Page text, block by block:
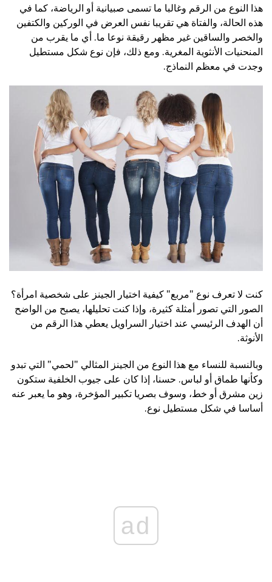
هذا النوع من الرقم وغالبا ما تسمى صبيانية أو الرياضة، كما في
هذه الحالة، والفتاة هي تقريبا نفس العرض في الوركين والكتفين
والخصر والساقين غير مظهر رقيقة نوعا ما. أي ما يقرب من
المنحنيات الأنثوية المغرية. ومع ذلك، فإن نوع شكل مستطيل
وجدت في معظم النماذج.
كنت لا تعرف نوع "مربع" كيفية اختيار الجينز على شخصية امرأة؟
الصور التي تصور أمثلة كثيرة، وإذا كنت تحليلها، يصبح من الواضح
أن الهدف الرئيسي عند اختيار السراويل يعطي هذا الرقم من
الأنوثة.
وبالنسبة للنساء مع هذا النوع من الجينز المثالي "لحمي" التي تبدو
وكأنها طماق أو لباس. حسنا، إذا كان على جيوب الخلفية ستكون
زين مشرق أو خط، وسوف بصريا تكبير المؤخرة، وهو ما يعبر عنه
أساسا في شكل مستطيل نوع.
ad